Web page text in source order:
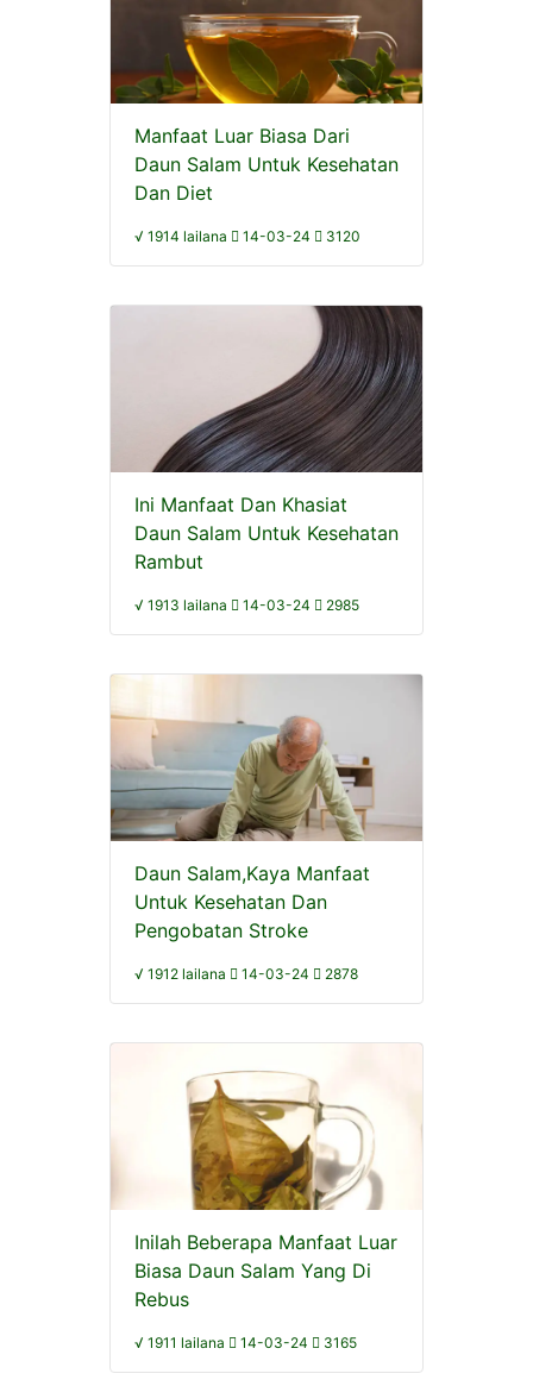
Manfaat Luar Biasa Dari
Daun Salam Untuk Kesehatan
Dan Diet
√ 1914 lailana 14-03-24 3120
Ini Manfaat Dan Khasiat
Daun Salam Untuk Kesehatan
Rambut
√ 1913 lailana 14-03-24 2985
Daun Salam,Kaya Manfaat
Untuk Kesehatan Dan
Pengobatan Stroke
√ 1912 lailana 14-03-24 2878
Inilah Beberapa Manfaat Luar
Biasa Daun Salam Yang Di
Rebus
√ 1911 lailana 14-03-24 3165